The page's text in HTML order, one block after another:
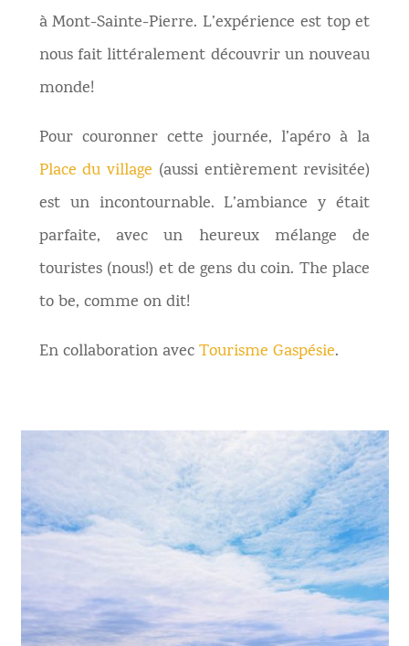
à Mont-Sainte-Pierre. L’expérience est top et
nous fait littéralement découvrir un nouveau
monde!
Pour couronner cette journée, l’apéro à la
Place du village (aussi entièrement revisitée)
est un incontournable. L’ambiance y était
parfaite, avec un heureux mélange de
touristes (nous!) et de gens du coin. The place
to be, comme on dit!
En collaboration avecTourisme Gaspésie.